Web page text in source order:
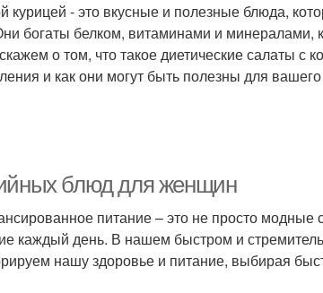
курицей - это вкусные и полезные блюда,
богаты белком, витаминами и минералами,
о том, что такое диетические салаты с
и как они могут быть полезны для
блюд для женщин
питание – это не просто модные
каждый день. В нашем быстром и
нашу здоровье и питание, выбирая